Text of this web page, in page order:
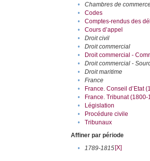
•
Chambres de
•
Codes
•
Comptes-rendus des
•
Cours d’appel
•
Droit civil
•
Droit commercial
•
Droit commercial -
•
Droit commercial -
•
Droit maritime
•
France
•
France. Conseil d’Etat
•
France. Tribunat (1800-
•
Législation
•
Procédure civile
•
Tribunaux
Affiner par période
•
1789-1815[X]